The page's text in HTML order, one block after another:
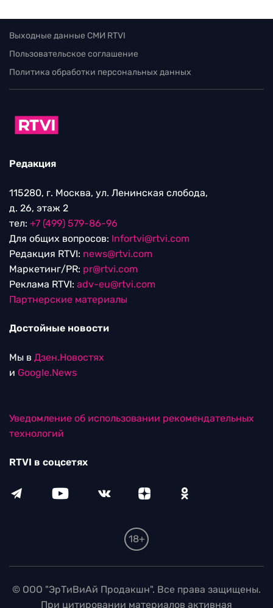
Выходные данные СМИ RTVI
Пользовательское соглашение
Политика обработки персональных данных
Редакция
115280, г. Москва, ул. Ленинская слобода,
д. 26, этаж 2
тел: +7 (499) 579-86-96
Для общих вопросов: Infortvi@rtvi.com
Редакция RTVI: news@rtvi.com
Маркетинг/PR: pr@rtvi.com
Реклама RTVI: adv-eu@rtvi.com
Партнерские материалы
Достойные новости
Мы в Дзен.Новостях
и Google.News
Уведомление об использовании рекомендательных
технологий
RTVI в соцсетях
18+
© ООО "ЭрТиВиАй Продакшн". Все права защищены.
При цитировании материалов активная